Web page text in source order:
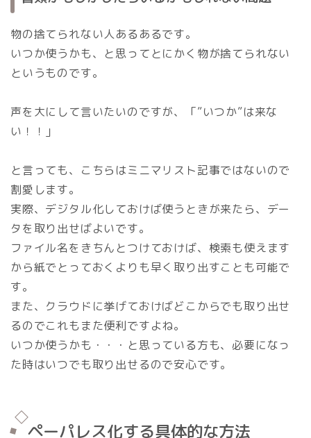
物の捨てられない人あるあるです。
いつか使うかも、と思ってとにかく物が捨てられない
というものです。
声を大にして言いたいのですが、「”いつか”は来な
い！！」
と言っても、こちらはミニマリスト記事ではないので
割愛します。
実際、デジタル化しておけば使うときが来たら、デー
タを取り出せばよいです。
ファイル名をきちんとつけておけば、検索も使えます
から紙でとっておくよりも早く取り出すことも可能で
す。
また、クラウドに挙げておけばどこからでも取り出せ
るのでこれもまた便利ですよね。
いつか使うかも・・・と思っている方も、必要になっ
た時はいつでも取り出せるので安心です。
ペーパレス化する具体的な方法